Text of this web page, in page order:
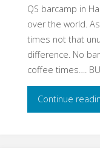
QS barcamp in
over the world.
times not that
difference. No
coffee times….
Continue